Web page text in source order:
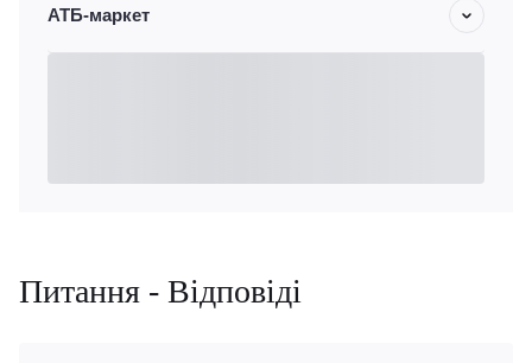
АТБ-маркет
Питання - Відповіді